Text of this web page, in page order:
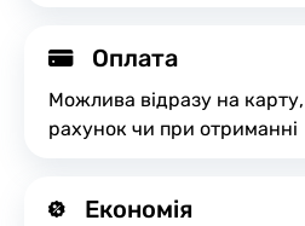
Оплата
Можлива відразу на
рахунок чи при отриманні
Економія